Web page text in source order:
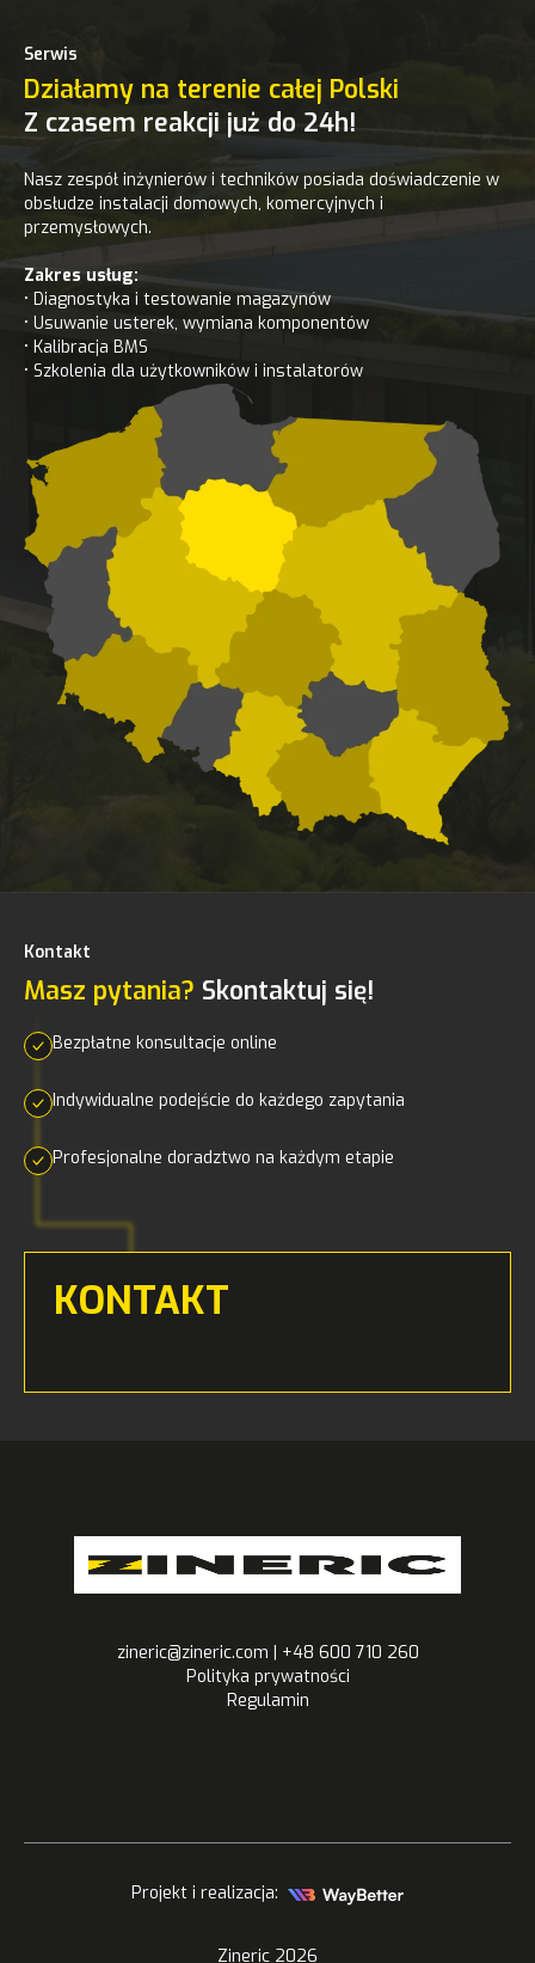
Serwis
Działamy na terenie całej Polski
Z czasem reakcji już do 24h!
Nasz zespół inżynierów i techników posiada doświadczenie w
obsłudze instalacji domowych, komercyjnych i
przemysłowych.
Zakres usług:
• Diagnostyka i testowanie magazynów
• Usuwanie usterek, wymiana komponentów
• Kalibracja BMS
• Szkolenia dla użytkowników i instalatorów
Kontakt
Masz pytania? Skontaktuj się!
Bezpłatne konsultacje online
Indywidualne podejście do każdego zapytania
Profesjonalne doradztwo na każdym etapie
KONTAKT
zineric@zineric.com | +48 600 710 260
Polityka prywatności
Regulamin
Projekt i realizacja:
Zineric 2026